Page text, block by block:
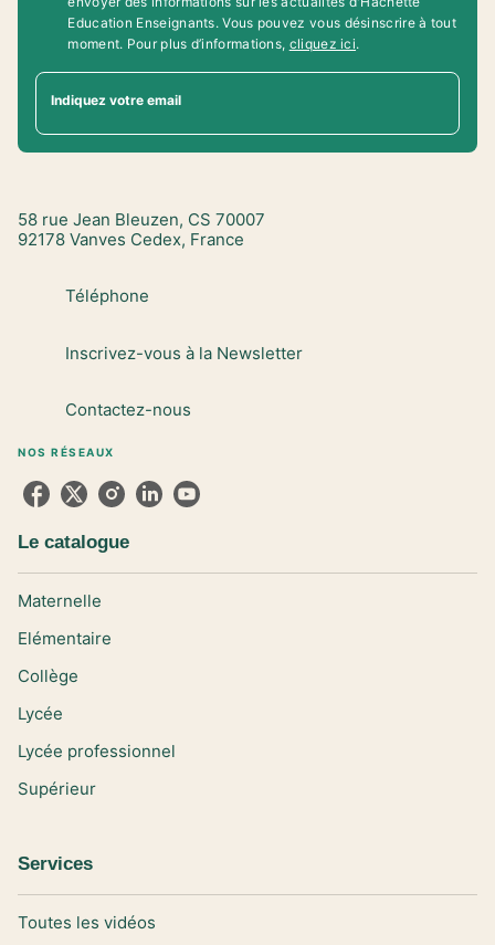
Education Enseignants. Vous pouvez vous désinscrire à tout
moment. Pour plus d’informations, cliquez ici.
Indiquez votre email
58 rue Jean Bleuzen, CS 70007
92178 Vanves Cedex, France
Téléphone
Inscrivez-vous à la Newsletter
Contactez-nous
NOS RÉSEAUX
Le catalogue
Maternelle
Elémentaire
Collège
Lycée
Lycée professionnel
Supérieur
Services
Toutes les vidéos